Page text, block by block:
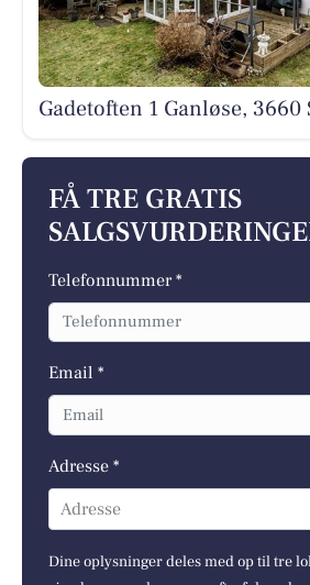
Gadetoften 1 Ganløse, 3660
FÅ TRE GRATIS
Telefonnummer *
Email *
Adresse *
Adresse
Dine oplysninger deles med op til tre